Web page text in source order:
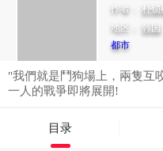
作者： 朴锁
地区： 韩国
都市
"我們就是鬥狗場上，兩隻互
一人的戰爭即將展開!
目录